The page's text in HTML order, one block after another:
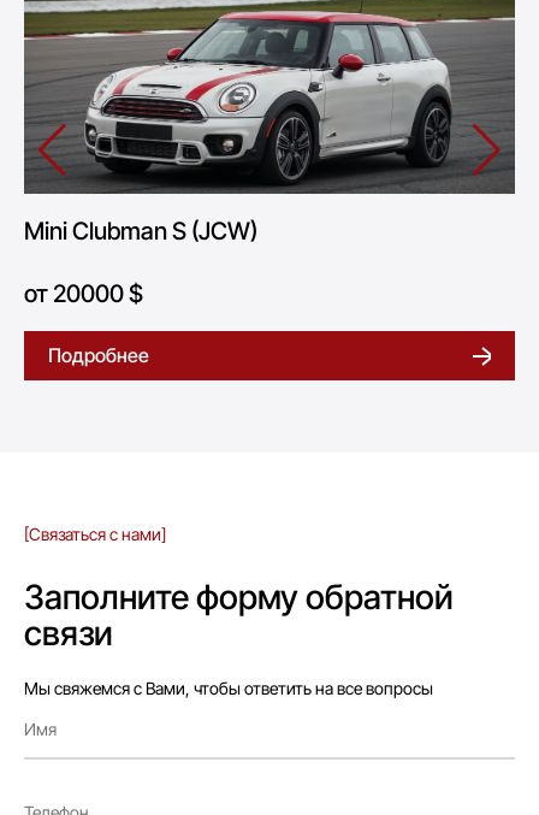
Mini Clubman S (JCW)
от 20000 $
Подробнее
[Связаться с нами]
Заполните форму обратной
связи
Мы свяжемся с Вами, чтобы ответить на все вопросы